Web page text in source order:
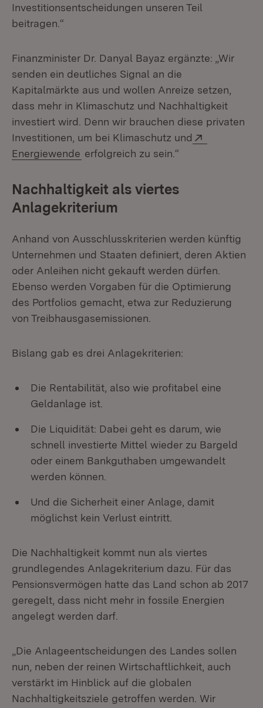
Investitionsentscheidungen unseren Teil
beitragen.“
Finanzminister Dr. Danyal Bayaz ergänzte: „Wir
senden ein deutliches Signal an die
Kapitalmärkte aus und wollen Anreize setzen,
dass mehr in Klimaschutz und Nachhaltigkeit
investiert wird. Denn wir brauchen diese privaten
Investitionen, um bei Klimaschutz und
Energiewende (Öffnet in neuem Fenster)
erfolgreich zu sein.“
Nachhaltigkeit als viertes
Anlagekriterium
Anhand von Ausschlusskriterien werden künftig
Unternehmen und Staaten definiert, deren Aktien
oder Anleihen nicht gekauft werden dürfen.
Ebenso werden Vorgaben für die Optimierung
des Portfolios gemacht, etwa zur Reduzierung
von Treibhausgasemissionen.
Bislang gab es drei Anlagekriterien:
Die Rentabilität, also wie profitabel eine
Geldanlage ist.
Die Liquidität: Dabei geht es darum, wie
schnell investierte Mittel wieder zu Bargeld
oder einem Bankguthaben umgewandelt
werden können.
Und die Sicherheit einer Anlage, damit
möglichst kein Verlust eintritt.
Die Nachhaltigkeit kommt nun als viertes
grundlegendes Anlagekriterium dazu. Für das
Pensionsvermögen hatte das Land schon ab 2017
geregelt, dass nicht mehr in fossile Energien
angelegt werden darf.
„Die Anlageentscheidungen des Landes sollen
nun, neben der reinen Wirtschaftlichkeit, auch
verstärkt im Hinblick auf die globalen
Nachhaltigkeitsziele getroffen werden. Wir